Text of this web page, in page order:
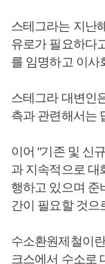
스테그라는 지난
유로가 필요하다
를 임명하고 이사
스테그라 대변인
측과 관련해서는
이어 "기존 및 신
과 지속적으로 대
행하고 있으며 준
간이 필요할 것으
수소환원제철이
크스에서 수소로